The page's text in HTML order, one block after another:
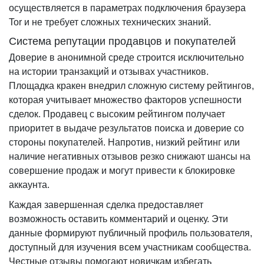
осуществляется в параметрах подключения браузера
Tor и не требует сложных технических знаний.
Система репутации продавцов и покупателей
Доверие в анонимной среде строится исключительно
на истории транзакций и отзывах участников.
Площадка кракен внедрил сложную систему рейтингов,
которая учитывает множество факторов успешности
сделок. Продавец с высоким рейтингом получает
приоритет в выдаче результатов поиска и доверие со
стороны покупателей. Напротив, низкий рейтинг или
наличие негативных отзывов резко снижают шансы на
совершение продаж и могут привести к блокировке
аккаунта.
Каждая завершенная сделка предоставляет
возможность оставить комментарий и оценку. Эти
данные формируют публичный профиль пользователя,
доступный для изучения всем участникам сообщества.
Честные отзывы помогают новичкам избегать